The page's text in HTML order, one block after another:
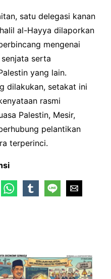
satu delegasi kanan
al-Hayya dilaporkan
mengenai
serta
yang lain.
dilakukan, setakat ini
rasmi
Palestin, Mesir,
pelantikan
terperinci.